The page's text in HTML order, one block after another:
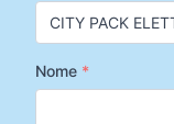
Nome *